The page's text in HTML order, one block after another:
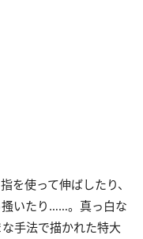
を使って伸ばしたり、
いたり……。真っ白な
手法で描かれた特大